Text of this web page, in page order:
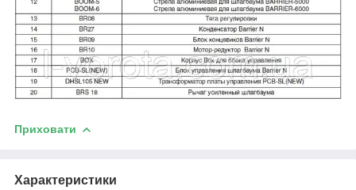
Приховати
Характеристики